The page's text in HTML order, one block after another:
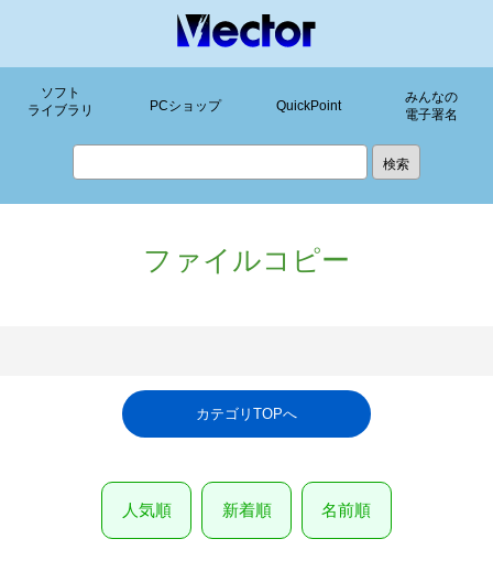
ソフト
ライブラリ
PCショップ QuickPoint
みんなの
電子署名
ファイルコピー
カテゴリTOPへ
人気順 新着順 名前順